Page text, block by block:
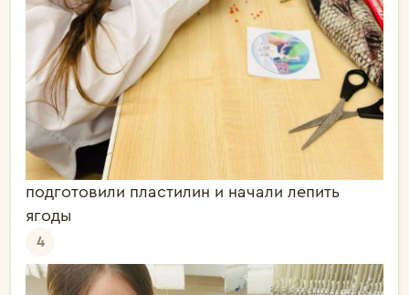
подготовили пластилин и начали лепить
ягоды
4